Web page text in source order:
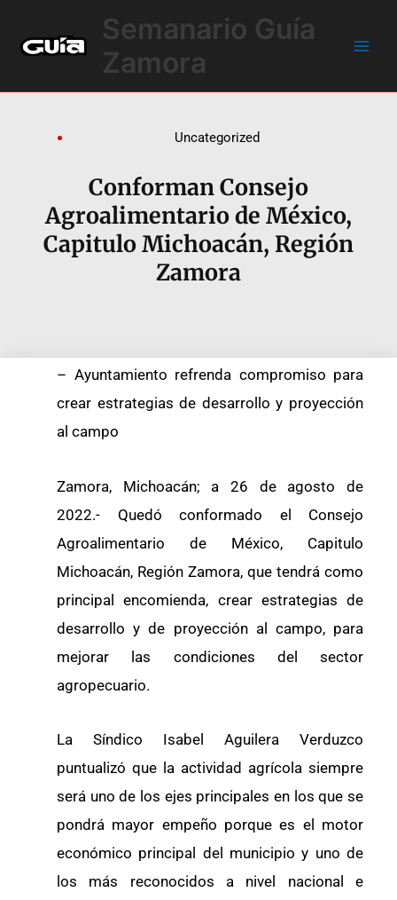
contenido
Semanario Guía
Zamora
Uncategorized
Conforman Consejo
Agroalimentario de México,
Capitulo Michoacán, Región
Zamora
– Ayuntamiento refrenda compromiso para
crear estrategias de desarrollo y proyección
al campo
Zamora, Michoacán; a 26 de agosto de
2022.- Quedó conformado el Consejo
Agroalimentario de México, Capitulo
Michoacán, Región Zamora, que tendrá como
principal encomienda, crear estrategias de
desarrollo y de proyección al campo, para
mejorar las condiciones del sector
agropecuario.
La Síndico Isabel Aguilera Verduzco
puntualizó que la actividad agrícola siempre
será uno de los ejes principales en los que se
pondrá mayor empeño porque es el motor
económico principal del municipio y uno de
los más reconocidos a nivel nacional e